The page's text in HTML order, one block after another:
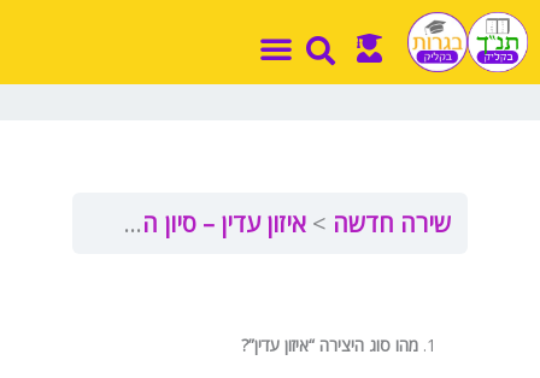
דילוג
לתוכן
שירה חדשה איזון עדין – סיון הר שפי
מהו סוג היצירה “איזון עדין”?